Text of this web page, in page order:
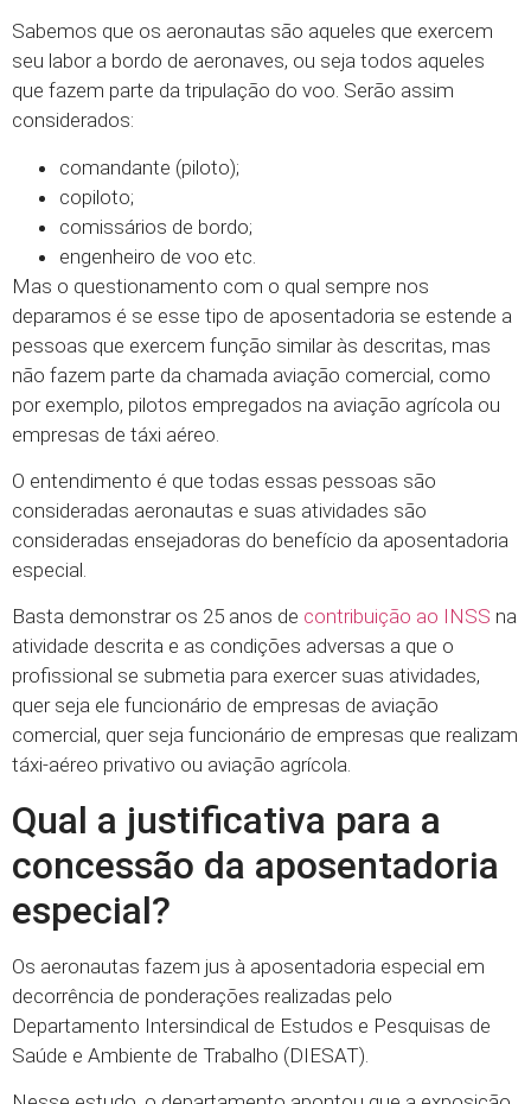
Sabemos que os aeronautas são aqueles que exercem
seu labor a bordo de aeronaves, ou seja todos aqueles
que fazem parte da tripulação do voo. Serão assim
considerados:
comandante (piloto);
copiloto;
comissários de bordo;
engenheiro de voo etc.
Mas o questionamento com o qual sempre nos
deparamos é se esse tipo de aposentadoria se estende a
pessoas que exercem função similar às descritas, mas
não fazem parte da chamada aviação comercial, como
por exemplo, pilotos empregados na aviação agrícola ou
empresas de táxi aéreo.
O entendimento é que todas essas pessoas são
consideradas aeronautas e suas atividades são
consideradas ensejadoras do benefício da aposentadoria
especial.
Basta demonstrar os 25 anos de contribuição ao INSS na
atividade descrita e as condições adversas a que o
profissional se submetia para exercer suas atividades,
quer seja ele funcionário de empresas de aviação
comercial, quer seja funcionário de empresas que realizam
táxi-aéreo privativo ou aviação agrícola.
Qual a justificativa para a
concessão da aposentadoria
especial?
Os aeronautas fazem jus à aposentadoria especial em
decorrência de ponderações realizadas pelo
Departamento Intersindical de Estudos e Pesquisas de
Saúde e Ambiente de Trabalho (DIESAT).